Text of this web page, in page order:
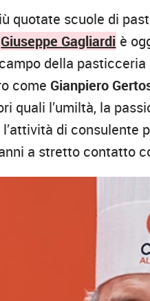
quotate scuole di
Giuseppe Gagliardi è
della
come Gianpiero
quali l’umiltà, la
di
a stretto contatto